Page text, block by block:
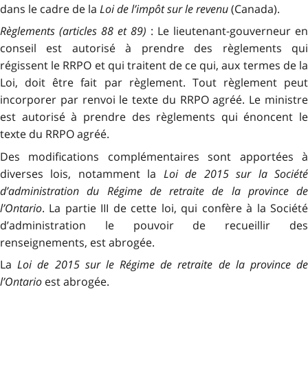
dans le cadre de la Loi de l’impôt sur le revenu(Canada).
Règlements (articles 88 et 89) : Le lieutenant-gouverneur en
conseil est autorisé à prendre des règlements qui
régissent le RRPO et qui traitent de ce qui, aux termes de la
Loi, doit être fait par règlement. Tout règlement peut
incorporer par renvoi le texte du RRPO agréé. Le ministre
est autorisé à prendre des règlements qui énoncent le
texte du RRPO agréé.
Des modifications complémentaires sont apportées à
diverses lois, notamment la Loi de 2015 sur la Société
d’administration du Régime de retraite de la province de
l’Ontario. La partie III de cette loi, qui confère à la Société
d’administration le pouvoir de recueillir des
renseignements, est abrogée.
LaLoi de 2015 sur le Régime de retraite de la province de
l’Ontario est abrogée.